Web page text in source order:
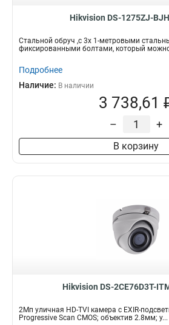
Hikvision DS-1275ZJ-
Стальной обруч ,с 3x 1-метровыми
фиксированными болтами, который
Подробнее
Наличие: В наличии
3 738,61
– +
В корзину
Hikvision DS-2CE76D3T-
2Мп уличная HD-TVI камера с EXIR-
Progressive Scan CMOS; объектив 2.8мм; у...